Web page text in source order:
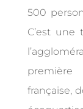
500
C’est
française,